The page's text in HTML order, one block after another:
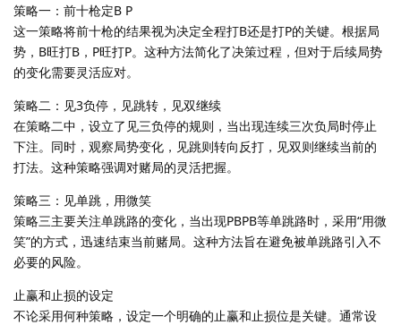
策略一：前十枪定B P
这一策略将前十枪的结果视为决定全程打B还是打P的关键。根据局
势，B旺打B，P旺打P。这种方法简化了决策过程，但对于后续局势
的变化需要灵活应对。
策略二：见3负停，见跳转，见双继续
在策略二中，设立了见三负停的规则，当出现连续三次负局时停止
下注。同时，观察局势变化，见跳则转向反打，见双则继续当前的
打法。这种策略强调对赌局的灵活把握。
策略三：见单跳，用微笑
策略三主要关注单跳路的变化，当出现PBPB等单跳路时，采用“用微
笑”的方式，迅速结束当前赌局。这种方法旨在避免被单跳路引入不
必要的风险。
止赢和止损的设定
不论采用何种策略，设定一个明确的止赢和止损位是关键。通常设